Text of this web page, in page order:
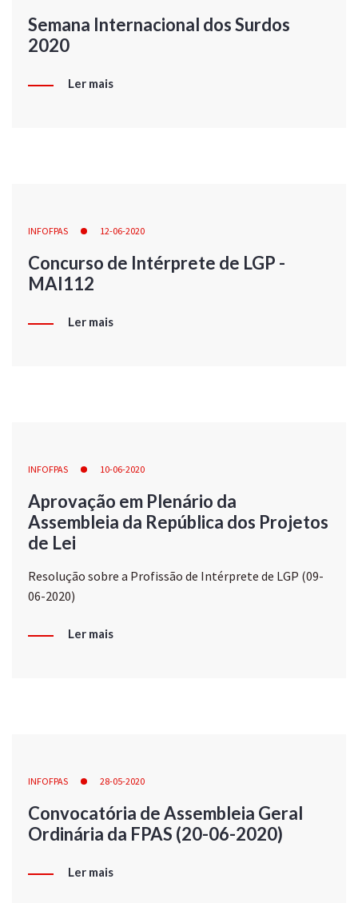
Semana Internacional dos Surdos
2020
Ler mais
INFOFPAS 12-06-2020
Concurso de Intérprete de LGP -
MAI112
Ler mais
INFOFPAS 10-06-2020
Aprovação em Plenário da
Assembleia da República dos Projetos
de Lei
Resolução sobre a Profissão de Intérprete de LGP (09-
06-2020)
Ler mais
INFOFPAS 28-05-2020
Convocatória de Assembleia Geral
Ordinária da FPAS (20-06-2020)
Ler mais